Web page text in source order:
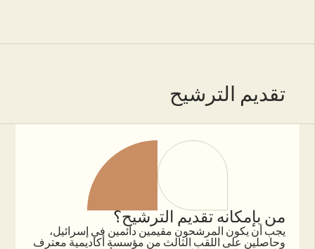
تقديم الترشيح
من بإمكانه تقديم الترشيح؟
يجب أن يكون المرشحون مقيمين دائمين في إسرائيل،
وحاصلين على اللقب الثالث من مؤسسة أكاديمية معترف